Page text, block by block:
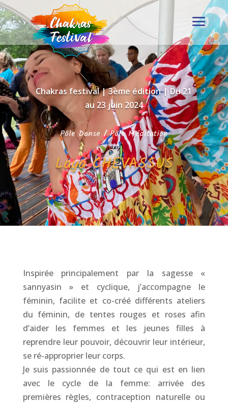
Chakras festival | 3ème édition | Du 21
au 23 juin 2024
Pôle Danse /Pôle Méditation
Laya CHEVASSUS
Inspirée principalement par la sagesse «
sannyasin » et cyclique, j’accompagne le
féminin, facilite et co-créé différents ateliers
du féminin, de tentes rouges et roses afin
d’aider les femmes et les jeunes filles à
reprendre leur pouvoir, découvrir leur intérieur,
se ré-approprier leur corps.
Je suis passionnée de tout ce qui est en lien
avec le cycle de la femme: arrivée des
premières règles, contraception naturelle ou